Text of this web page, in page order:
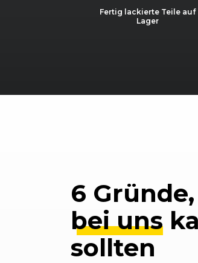
Fertig lackierte Teile auf
Lager
6
bei uns
sollten